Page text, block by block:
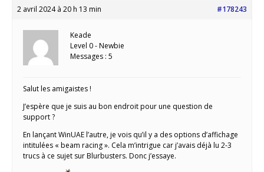
2 avril 2024 à 20 h 13 min #178243
Keade
Level 0 - Newbie
Messages : 5
Salut les amigaistes !
J’espère que je suis au bon endroit pour une question de
support ?
En lançant WinUAE l’autre, je vois qu’il y a des options d’affichage
intitulées « beam racing ». Cela m’intrigue car j’avais déjà lu 2-3
trucs à ce sujet sur Blurbusters. Donc j’essaye.